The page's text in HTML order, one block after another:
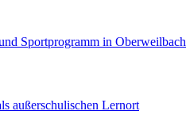
Sportprogramm in Oberweilbach
außerschulischen Lernort